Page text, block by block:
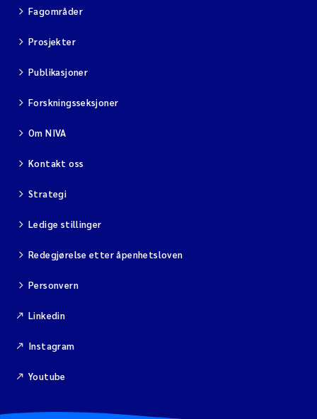
Fagområder
Prosjekter
Publikasjoner
Forskningsseksjoner
Om NIVA
Kontakt oss
Strategi
Ledige stillinger
Redegjørelse etter åpenhetsloven
Personvern
Linkedin
Instagram
Youtube